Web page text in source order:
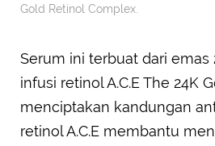
Gold Retinol Complex.
Serum ini terbuat dari emas
infusi retinol A.C.E The 24K
menciptakan kandungan
retinol A.C.E membantu